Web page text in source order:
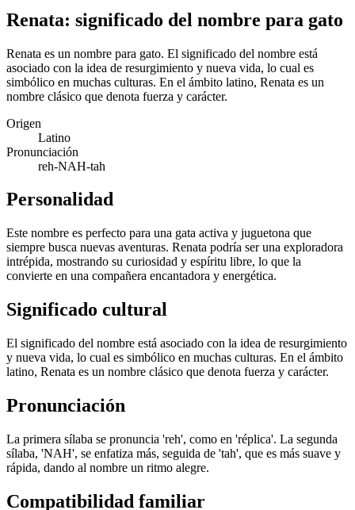
Renata: significado del nombre para gato
Renata es un nombre para gato. El significado del nombre está
asociado con la idea de resurgimiento y nueva vida, lo cual es
simbólico en muchas culturas. En el ámbito latino, Renata es un
nombre clásico que denota fuerza y carácter.
Origen
Latino
Pronunciación
reh-NAH-tah
Personalidad
Este nombre es perfecto para una gata activa y juguetona que
siempre busca nuevas aventuras. Renata podría ser una exploradora
intrépida, mostrando su curiosidad y espíritu libre, lo que la
convierte en una compañera encantadora y energética.
Significado cultural
El significado del nombre está asociado con la idea de resurgimiento
y nueva vida, lo cual es simbólico en muchas culturas. En el ámbito
latino, Renata es un nombre clásico que denota fuerza y carácter.
Pronunciación
La primera sílaba se pronuncia 'reh', como en 'réplica'. La segunda
sílaba, 'NAH', se enfatiza más, seguida de 'tah', que es más suave y
rápida, dando al nombre un ritmo alegre.
Compatibilidad familiar